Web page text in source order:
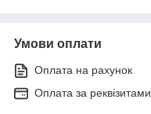
Умови оплати
Оплата на рахунок
Оплата за реквізитами